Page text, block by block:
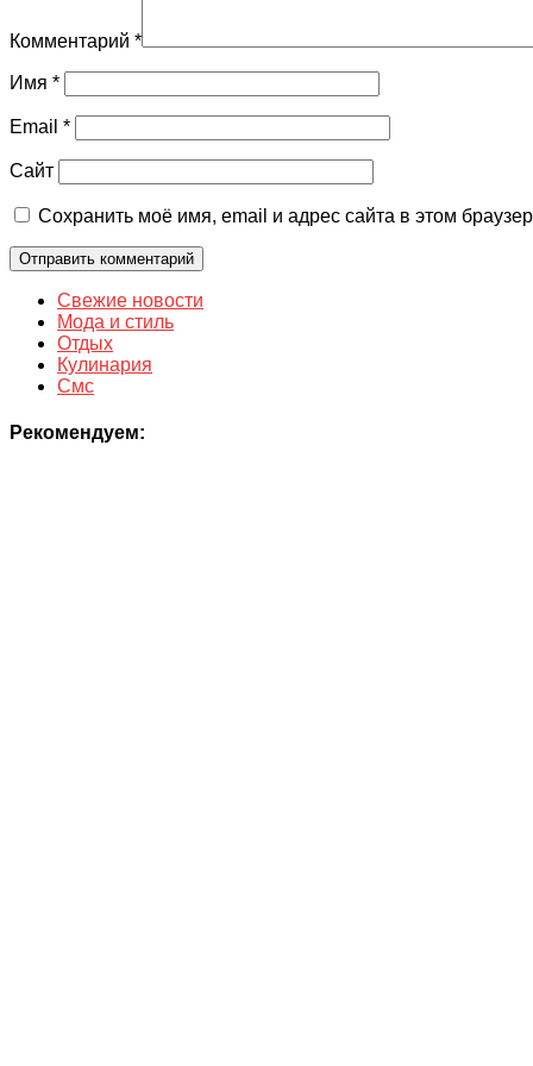
Комментарий *
Имя *
Email *
Сайт
Сохранить моё имя, email и адрес сайта в этом
Свежие новости
Мода и стиль
Отдых
Кулинария
Смс
Рекомендуем: